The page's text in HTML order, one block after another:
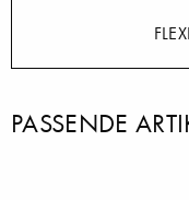
PASSENDE